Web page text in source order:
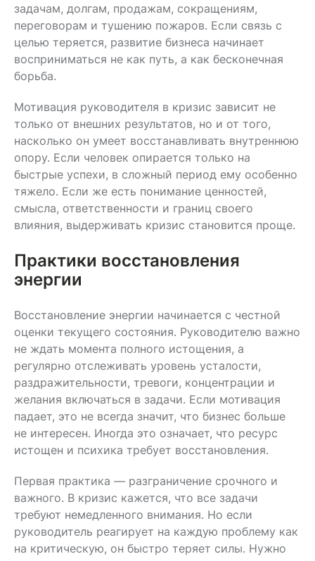
задачам, долгам, продажам, сокращениям,
переговорам и тушению пожаров. Если связь с
целью теряется, развитие бизнеса начинает
восприниматься не как путь, а как бесконечная
борьба.
Мотивация руководителя в кризис зависит не
только от внешних результатов, но и от того,
насколько он умеет восстанавливать внутреннюю
опору. Если человек опирается только на
быстрые успехи, в сложный период ему особенно
тяжело. Если же есть понимание ценностей,
смысла, ответственности и границ своего
влияния, выдерживать кризис становится проще.
Практики восстановления
энергии
Восстановление энергии начинается с честной
оценки текущего состояния. Руководителю важно
не ждать момента полного истощения, а
регулярно отслеживать уровень усталости,
раздражительности, тревоги, концентрации и
желания включаться в задачи. Если мотивация
падает, это не всегда значит, что бизнес больше
не интересен. Иногда это означает, что ресурс
истощен и психика требует восстановления.
Первая практика — разграничение срочного и
важного. В кризис кажется, что все задачи
требуют немедленного внимания. Но если
руководитель реагирует на каждую проблему как
на критическую, он быстро теряет силы. Нужно